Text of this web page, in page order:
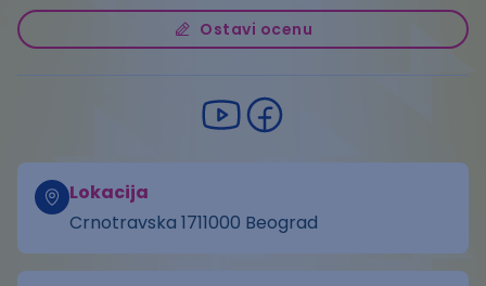
Ostavi ocenu
Lokacija
Crnotravska 1711000 Beograd